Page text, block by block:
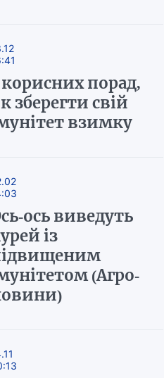
корисних порад,
зберегти свій
взимку
ось виведуть
із
(Агро-